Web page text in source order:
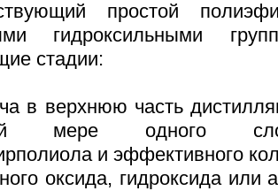
простой
гидроксильными
стадии:
в верхнюю часть
мере одного
и эффективного
оксида, гидроксида или